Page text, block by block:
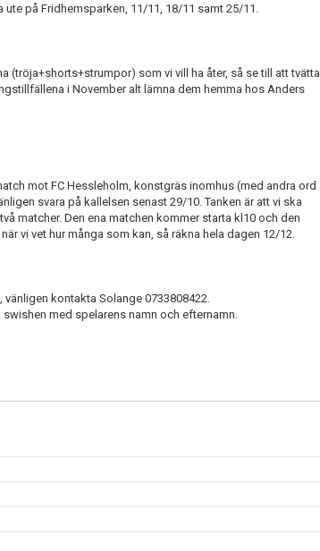
på Fridhemsparken, 11/11, 18/11 samt 25/11.
(tröja+shorts+strumpor) som vi vill ha åter, så se till att tvätta
i November alt lämna dem hemma hos Anders
mot FC Hessleholm, konstgräs inomhus (med andra ord
svara på kallelsen senast 29/10. Tanken är att vi ska
matcher. Den ena matchen kommer starta kl10 och den
vi vet hur många som kan, så räkna hela dagen 12/12.
kontakta Solange 0733808422.
med spelarens namn och efternamn.